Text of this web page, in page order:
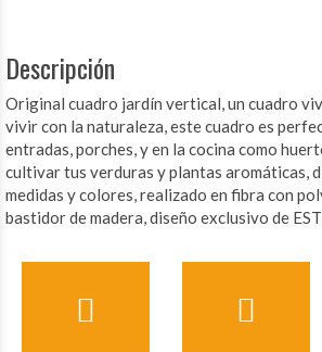
Descripción
Original cuadro jardín vertical, un cuadro
vivir con la naturaleza, este cuadro es
entradas, porches, y en la cocina como
cultivar tus verduras y plantas aromáticas,
medidas y colores, realizado en fibra con
bastidor de madera, diseño exclusivo de